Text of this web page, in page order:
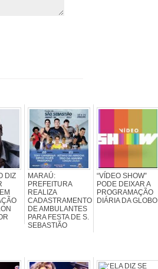
DIZ
MARAÚ:
PREFEITURA
REALIZA
CADASTRAMENTO
DE AMBULANTES
PARA FESTA DE S.
SEBASTIÃO
“VÍDEO SHOW”
PODE DEIXAR A
PROGRAMAÇÃO
DIÁRIA DA GLOBO